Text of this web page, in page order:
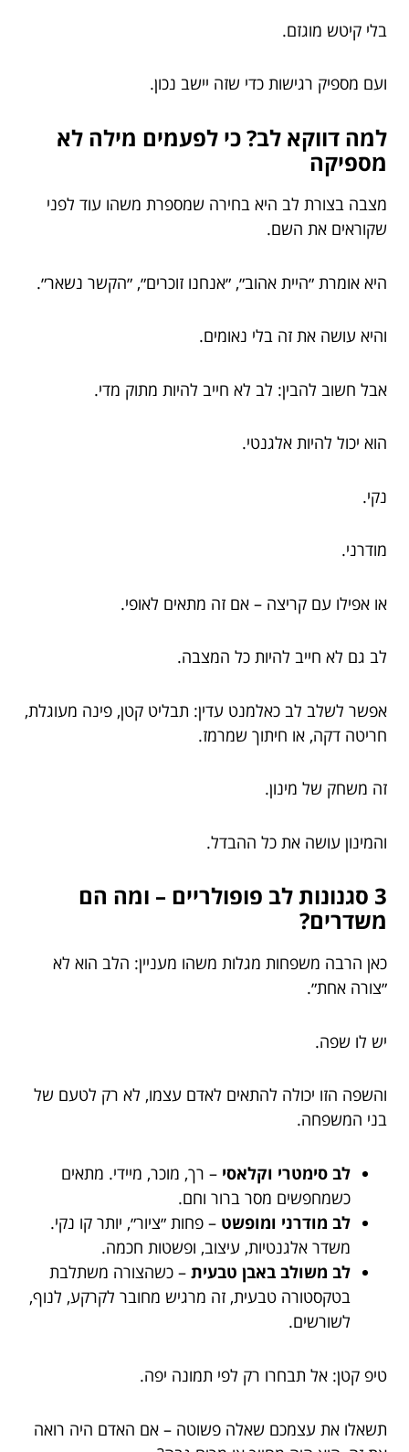
בלי קיטש מוגזם.
ועם מספיק רגישות כדי שזה יישב נכון.
למה דווקא לב? כי לפעמים מילה לא
מספיקה
מצבה בצורת לב היא בחירה שמספרת משהו עוד לפני
שקוראים את השם.
היא אומרת ״היית אהוב״, ״אנחנו זוכרים״, ״הקשר נשאר״.
והיא עושה את זה בלי נאומים.
אבל חשוב להבין: לב לא חייב להיות מתוק מדי.
הוא יכול להיות אלגנטי.
נקי.
מודרני.
או אפילו עם קריצה – אם זה מתאים לאופי.
לב גם לא חייב להיות כל המצבה.
אפשר לשלב לב כאלמנט עדין: תבליט קטן, פינה מעוגלת,
חריטה דקה, או חיתוך שמרמז.
זה משחק של מינון.
והמינון עושה את כל ההבדל.
3 סגנונות לב פופולריים – ומה הם
משדרים?
כאן הרבה משפחות מגלות משהו מעניין: הלב הוא לא
״צורה אחת״.
יש לו שפה.
והשפה הזו יכולה להתאים לאדם עצמו, לא רק לטעם של
בני המשפחה.
לב סימטרי וקלאסי – רך, מוכר, מיידי. מתאים
כשמחפשים מסר ברור וחם.
לב מודרני ומופשט – פחות ״ציור״, יותר קו נקי.
משדר אלגנטיות, עיצוב, ופשטות חכמה.
לב משולב באבן טבעית – כשהצורה משתלבת
בטקסטורה טבעית, זה מרגיש מחובר לקרקע, לנוף,
לשורשים.
טיפ קטן: אל תבחרו רק לפי תמונה יפה.
תשאלו את עצמכם שאלה פשוטה – אם האדם היה רואה